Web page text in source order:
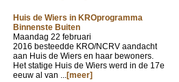
Huis de Wiers in KROprogramma
Binnenste Buiten
Maandag 22 februari
2016 besteedde KRO/NCRV aandacht
aan Huis de Wiers en haar bewoners.
Het statige Huis de Wiers werd in de 17e
eeuw al van ...[meer]